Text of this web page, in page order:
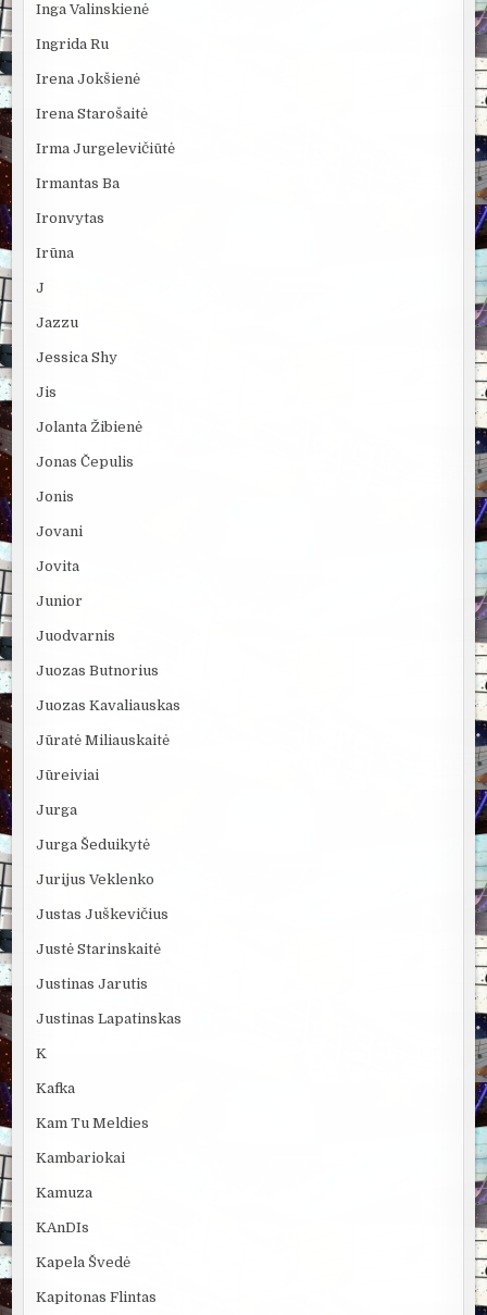
Inga Valinskienė
Ingrida Ru
Irena Jokšienė
Irena Starošaitė
Irma Jurgelevičiūtė
Irmantas Ba
Ironvytas
Irūna
J
Jazzu
Jessica Shy
Jis
Jolanta Žibienė
Jonas Čepulis
Jonis
Jovani
Jovita
Junior
Juodvarnis
Juozas Butnorius
Juozas Kavaliauskas
Jūratė Miliauskaitė
Jūreiviai
Jurga
Jurga Šeduikytė
Jurijus Veklenko
Justas Juškevičius
Justė Starinskaitė
Justinas Jarutis
Justinas Lapatinskas
K
Kafka
Kam Tu Meldies
Kambariokai
Kamuza
KAnDIs
Kapela Švedė
Kapitonas Flintas